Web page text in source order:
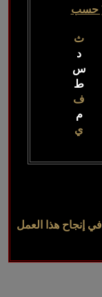
حسب
ث
د
س
ط
ف
م
ي
إنجاح هذا العمل